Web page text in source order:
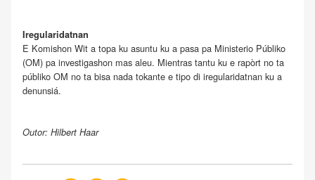
Iregularidatnan
E Komishon Wit a topa ku asuntu ku a pasa pa Ministerio Públiko
(OM) pa investigashon mas aleu. Mientras tantu ku e rapòrt no ta
públiko OM no ta bisa nada tokante e tipo di iregularidatnan ku a
denunsiá.
Outor: Hilbert Haar